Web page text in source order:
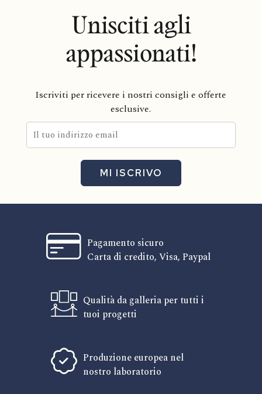
Unisciti agli
appassionati!
Iscriviti per ricevere i nostri consigli e offerte
esclusive.
MI ISCRIVO
Pagamento sicuro
Carta di credito, Visa, Paypal
Qualità da galleria per tutti i
tuoi progetti
Produzione europea nel
nostro laboratorio